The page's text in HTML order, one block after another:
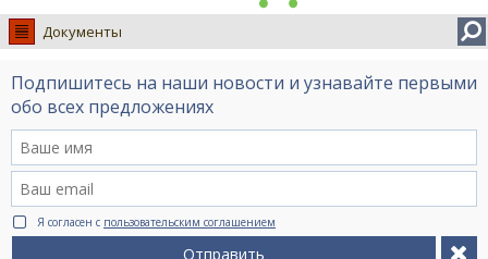
Испания
Иммиграция
Лечение
Недвижимость
Бизнес
Документы
Подпишитесь на наши новости и узнавайте первыми
обо всех предложениях
Я согласен с пользовательским соглашением
Отправить